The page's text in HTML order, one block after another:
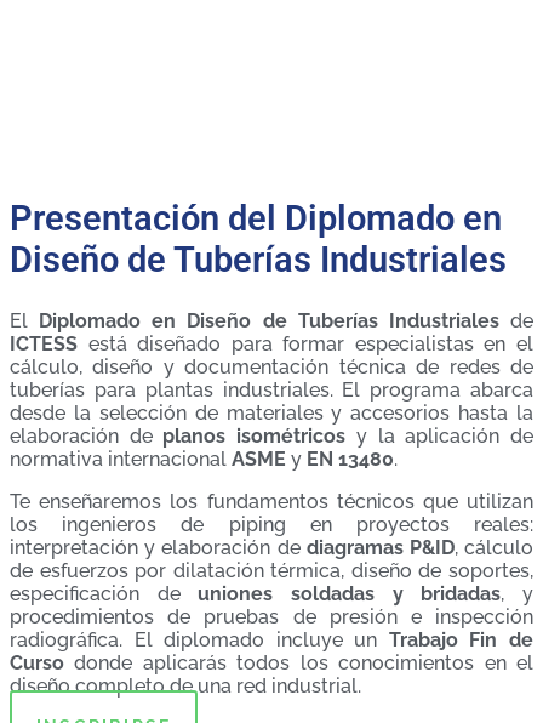
Presentación del Diplomado en
Diseño de Tuberías Industriales
El Diplomado en Diseño de Tuberías Industrialesde
ICTESS está diseñado para formar especialistas en el
cálculo, diseño y documentación técnica de redes de
tuberías para plantas industriales. El programa abarca
desde la selección de materiales y accesorios hasta la
elaboración de planos isométricos y la aplicación de
normativa internacional ASME y EN 13480.
Te enseñaremos los fundamentos técnicos que utilizan
los ingenieros de piping en proyectos reales:
interpretación y elaboración de diagramas P&ID, cálculo
de esfuerzos por dilatación térmica, diseño de soportes,
especificación de uniones soldadas y bridadas, y
procedimientos de pruebas de presión e inspección
radiográfica. El diplomado incluye un Trabajo Fin de
Curso donde aplicarás todos los conocimientos en el
diseño completo de una red industrial.